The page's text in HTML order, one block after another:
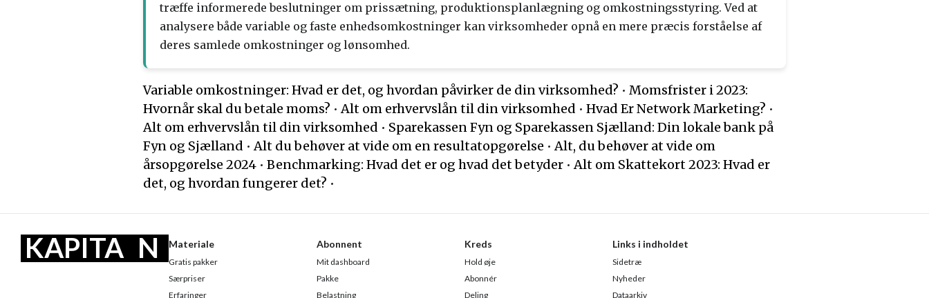
træffe informerede beslutninger om prissætning, produktionsplanlægning og omkostningsstyring. Ved at
analysere både variable og faste enhedsomkostninger kan virksomheder opnå en mere præcis forståelse af
deres samlede omkostninger og lønsomhed.
Variable omkostninger: Hvad er det, og hvordan påvirker de din virksomhed? • Momsfrister i 2023:
Hvornår skal du betale moms? •Alt om erhvervslån til din virksomhed • Hvad Er Network Marketing? •
Alt om erhvervslån til din virksomhed • Sparekassen Fyn og Sparekassen Sjælland: Din lokale bank på
Fyn og Sjælland •Alt du behøver at vide om en resultatopgørelse •Alt, du behøver at vide om
årsopgørelse 2024 • Benchmarking: Hvad det er og hvad det betyder •Alt om Skattekort 2023: Hvad er
det, og hvordan fungerer det? •
KAPITA N Materiale
Gratis pakker
Særpriser
Erfaringer
Abonnent
Mit dashboard
Pakke
Belastning
Kreds
Hold øje
Abonnér
Deling
Links i indholdet
Sidetræ
Nyheder
Dataarkiv